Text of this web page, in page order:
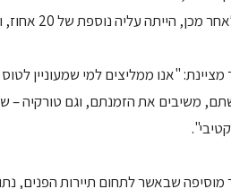
הייתה עליה נוספת של 20 אחוז, ואנו רואים כי המגמה נמשכת".
מציינת: "אנו ממליצים למי שמעוניין
משיבים את הזמנתם, וגם טורקיה –
מוסיפה שבאשר לתחום תיירות הפנים,